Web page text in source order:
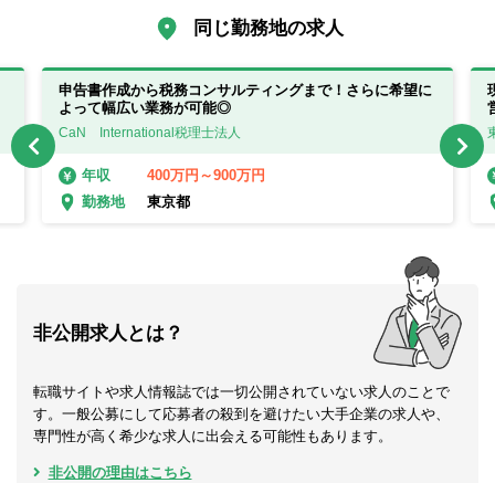
同じ勤務地の求人
申告書作成から税務コンサルティングまで！さらに希望に
よって幅広い業務が可能◎
CaN International税理士法人
年収
400万円～900万円
勤務地
東京都
非公開求人とは？
転職サイトや求人情報誌では一切公開されていない求人のことで
す。一般公募にして応募者の殺到を避けたい大手企業の求人や、
専門性が高く希少な求人に出会える可能性もあります。
非公開の理由はこちら